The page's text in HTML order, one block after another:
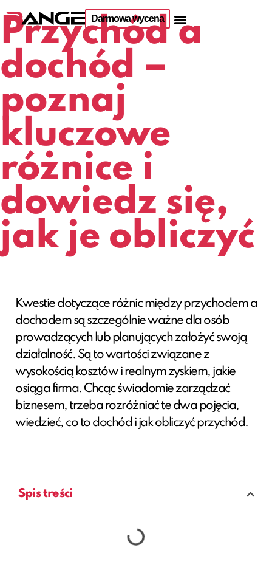
Darmowa wycena
Przychód a
dochód –
poznaj
kluczowe
różnice i
dowiedz się,
jak je obliczyć
Kwestie dotyczące różnic między przychodem a
dochodem są szczególnie ważne dla osób
prowadzących lub planujących założyć swoją
działalność. Są to wartości związane z
wysokością kosztów i realnym zyskiem, jakie
osiąga firma. Chcąc świadomie zarządzać
biznesem, trzeba rozróżniać te dwa pojęcia,
wiedzieć, co to dochód i jak obliczyć przychód.
Spis treści